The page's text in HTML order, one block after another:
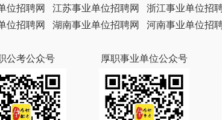
位招聘网 江苏事业单位招聘网 浙江事业单位招
位招聘网 湖南事业单位招聘网 河南事业单位招
公考公众号 厚职事业单位公众号